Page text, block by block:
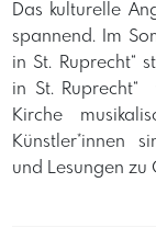
Das kulturelle
spannend. Im
in St. Ruprecht“
in St. Ruprecht“
Kirche
Künstler*innen
und Lesungen zu